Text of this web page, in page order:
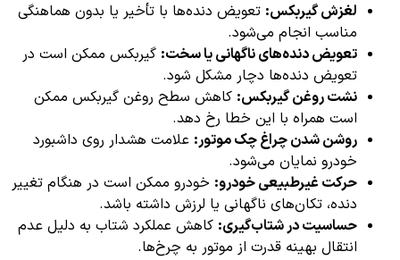
لغزش گیربکس: تعویض دنده‌ها با تأخیر یا بدون هماهنگی
مناسب انجام می‌شود.
تعویض دنده‌های ناگهانی یا سخت: گیربکس ممکن است در
تعویض دنده‌ها دچار مشکل شود.
نشت روغن گیربکس: کاهش سطح روغن گیربکس ممکن
است همراه با این خطا رخ دهد.
روشن شدن چراغ چک موتور: علامت هشدار روی داشبورد
خودرو نمایان می‌شود.
حرکت غیرطبیعی خودرو: خودرو ممکن است در هنگام تغییر
دنده، تکان‌های ناگهانی یا لرزش داشته باشد.
حساسیت در شتاب‌گیری: کاهش عملکرد شتاب به دلیل عدم
انتقال بهینه قدرت از موتور به چرخ‌ها.